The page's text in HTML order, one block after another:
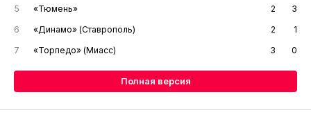
5
«Тюмень» 2
3
6
«Динамо» (Ставрополь) 2
1
7
«Торпедо» (Миасс) 3 0
Полная версия